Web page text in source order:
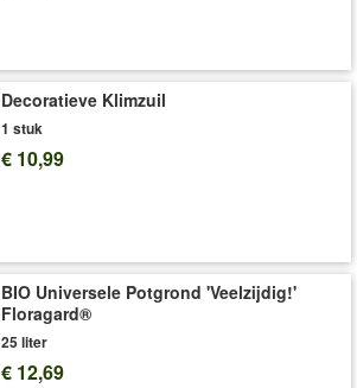
Decoratieve Klimzuil
1 stuk
€ 10,99
BIO Universele Potgrond 'Veelzijdig!'
Floragard®
25 liter
€ 12,69